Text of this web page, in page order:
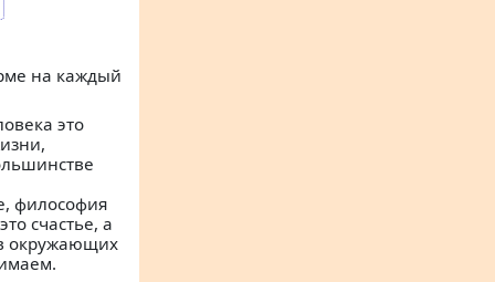
на каждый
это
философия
счастье, а
окружающих